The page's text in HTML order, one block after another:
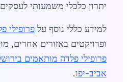
יתרון כלכלי משמעותי
למידע כללי נוסף על פרופילי
ופרויקטים באזורים אחרים,
פרופילי פלדה מותאמים
אביב-יפו.